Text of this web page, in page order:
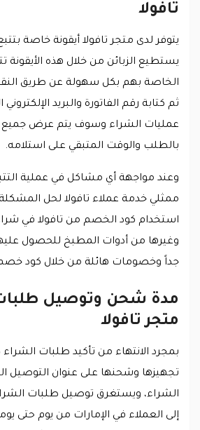
تافولا
يتوفر لدى متجر تافولا أيقونة خاصة
يستطيع الزبائن من خلال هذه الأيقونة
الخاصة بهم بكل سهولة عن طريق النقر
ثم كتابة رقم الفاتورة والبريد
عمليات الشراء وسوف يتم عرض جميع
بالطلب والوقت المتبقي على استلامه.
وعند مواجهة أي مشاكل في عملية
ممثلي خدمة عملاء تافولا لحل
استخدام كود الخصم من تافولا في
وغيرها من أدوات المطبخ للحصول
جداً وخصومات هائلة من خلال كود خصم من
مدة شحن وتوصيل
متجر تافولا
بمجرد الانتهاء من تأكيد طلبات الشراء
تجهيزها وشحنها على عنوان التوصيل
الشراء، ويستغرق توصيل طلبات
إلى العملاء في الإمارات من يوم حتى